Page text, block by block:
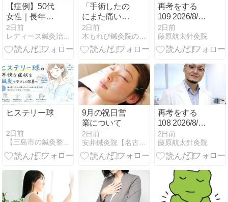
【症例】50代
女性｜長年続
く肩こり・頭
痛のお悩み｜
鍼灸で身体の
ぎ、日常生活
が楽に
2日前
レディース鍼灸治療院Sisのブログ
「手術したの
にまた痛い」
脊柱管狭窄症
の再発談
2日前
木もれび鍼灸院のブログ
再考をする
109 2026/8/5
～2026/8/6
2日前
藤原航太針灸院
ヒステリー球
2日前
9月の祝日営
業について
2日前
再考をする
108 2026/8/2
～2026/8/3
2日前
藤原航太針灸院